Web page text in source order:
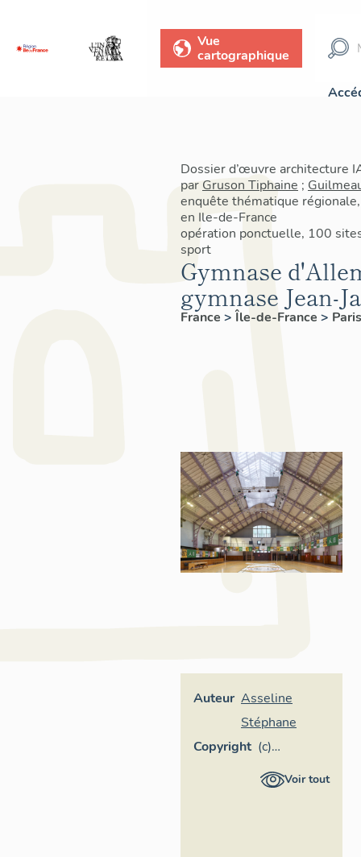
Vue
cartographique
Dossier d’œuvre architecture
par Gruson Tiphaine ;
enquête thématique
en Ile-de-France
opération ponctuelle, 100
sport
Gymnase
gymnase Jean-
France > Île-de-France > Paris
Auteur Asseline
Stéphane
Copyright (c)
StéphaneVoir tout